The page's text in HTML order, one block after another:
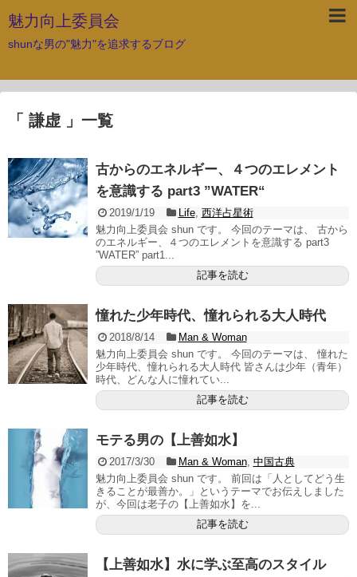
魅力向上委員会
shunな男の"魅力"を追求するブログ
「 謙虚 」一覧
古からのエネルギー、４つのエレメント
を意識する part3 ”WATER“
2019/1/19 Life, 西洋占星術
魅力向上委員会 shun です。 今回のテーマは、 古から
のエネルギー、４つのエレメントを意識する part3
”WATER” part1...
記事を読む
憧れた少年時代、憧れられる大人時代
2018/8/14
Man & Woman
魅力向上委員会 shun です。 今回のテーマは、 憧れた
少年時代、憧れられる大人時代 皆さんは少年（青年）
時代、どんな人に憧れてい...
記事を読む
モテる男の【上善如水】
2017/3/30 Man & Woman, 中国古典
魅力向上委員会 shun です。 前回は「人としてどう生
きることが最善か。」というテーマでお伝えしました
が、今回は老子の【上善如水】を...
記事を読む
【上善如水】水に学ぶ至高のスタイル